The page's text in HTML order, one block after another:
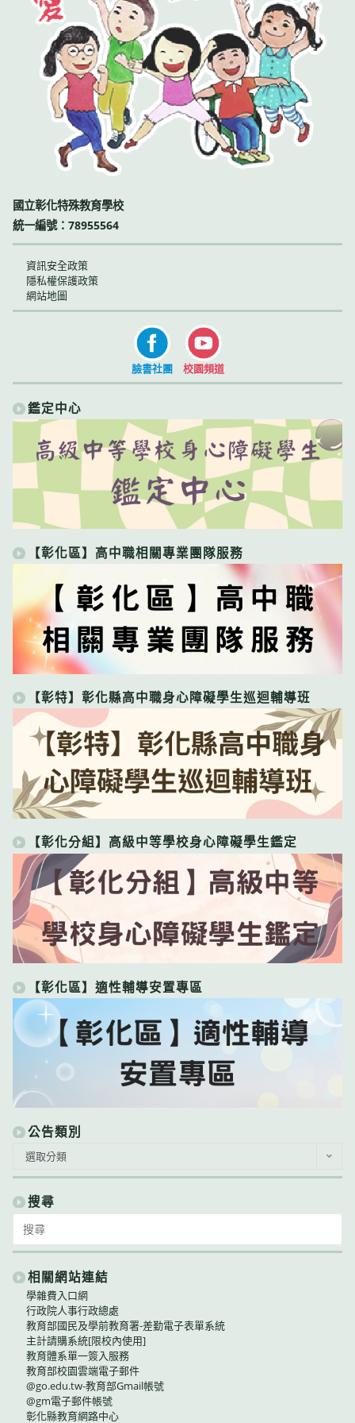
國立彰化特殊教育學校
統一編號：78955564
資訊安全政策
隱私權保護政策
網站地圖
臉書社團 校園頻道
鑑定中心
【彰化區】高中職相關專業團隊服務
【彰特】彰化縣高中職身心障礙學生巡迴輔導班
【彰化分組】高級中等學校身心障礙學生鑑定
【彰化區】適性輔導安置專區
公告類別
類
別
選取分類
搜尋
for:
相關網站連結
學雜費入口網
行政院人事行政總處
教育部國民及學前教育署-差勤電子表單系統
主計請購系統[限校內使用]
教育體系單一簽入服務
教育部校園雲端電子郵件
@go.edu.tw-教育部Gmail帳號
@gm電子郵件帳號
彰化縣教育網路中心